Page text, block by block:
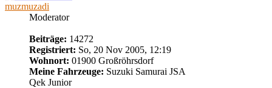
muzmuzadi
Moderator
Beiträge: 14272
Registriert: So, 20 Nov 2005, 12:19
Wohnort: 01900 Großröhrsdorf
Meine Fahrzeuge: Suzuki Samurai JSA
Qek Junior